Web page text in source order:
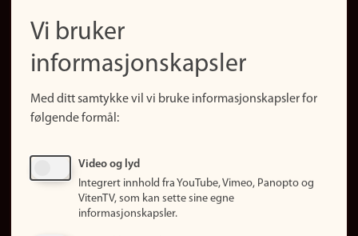
(no)
Finn forsker
Presse
Finn studier
Ledige stillinger
Vi bruker
informasjonskapsler
Med ditt samtykke vil vi bruke informasjonskapsler for
følgende formål:
Video og lyd
Integrert innhold fra YouTube, Vimeo, Panopto og
VitenTV, som kan sette sine egne
informasjonskapsler.